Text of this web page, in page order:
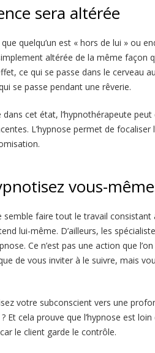
sera altérée
quelqu’un est « hors de lui » ou
altérée de la même façon
ce qui se passe dans le cerveau
se passe pendant une rêverie.
dans cet état, l’hypnothérapeute
L’hypnose permet de focaliser
vous-
semble faire tout le travail
lui-même. D’ailleurs, les
Ce n’est pas une action que
de vous inviter à le suivre, mais
votre subconscient vers une
Et cela prouve que l’hypnose est loin
le client garde le contrôle.